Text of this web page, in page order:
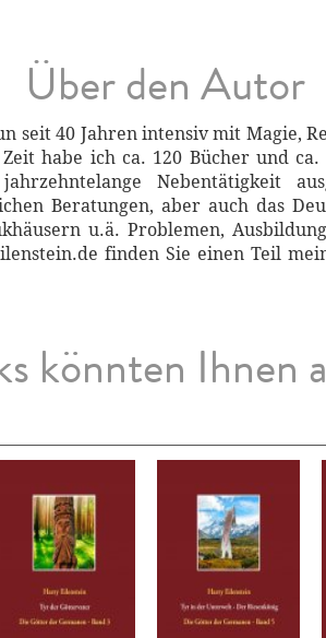
Über den Autor
seit 40 Jahren intensiv mit Magie,
habe ich ca. 120 Bücher und
Nebentätigkeit
Beratungen, aber auch das
u.ä. Problemen,
finden Sie einen Teil
könnten Ihnen